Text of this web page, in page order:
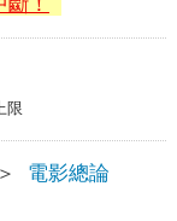
限
＞ 電影總論